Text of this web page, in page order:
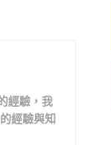
經驗，我
經驗與知